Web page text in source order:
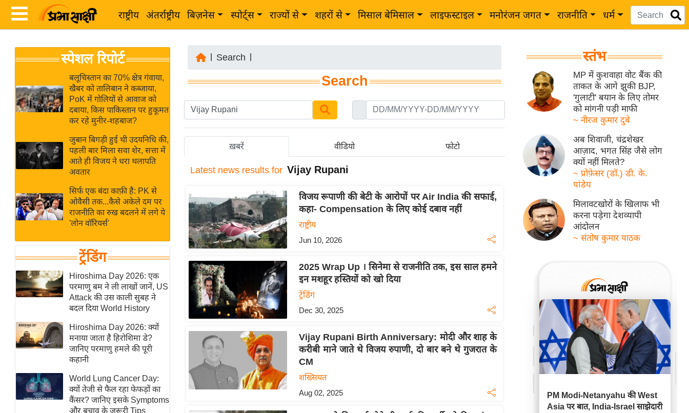
राष्ट्रीय अंतर्राष्ट्रीय बिज़नेस स्पोर्ट्स राज्यों से शहरों से मिसाल बेमिसाल लाइफस्टाइल मनोरंजन जगत राजनीति धर्म
News
Hindi
Hindi
Live
News in
Hindi
News
Hindi
Videos
ब
र
अंतर्राष्ट्रीय
बिज़नेस
उद्योग
विशेषज्ञ
राय
खेल
क्रिकेट
IPL
2026
ई-पेपर
मिसाल बेमिसाल
शख्सियत
यंग इंडिया
साहित्य जगत
ऑटो वर्ल्ड
स्पेशल रिपोर्ट
बलूचिस्तान का 70% क्षेत्र गंवाया,
खैबर को तालिबान ने कब्जाया,
PoK में गोलियों से आवाज को
दबाया, किस पाकिस्तान पर हुकूमत
कर रहे मुनीर-शहबाज?
जुबान बिगड़ी हुई थी उदयनिधि की,
पहली बार मिला सवा शेर, सत्ता में
आते ही विजय ने धरा थलापति
अवतार
सिर्फ एक बंदा काफ़ी है: PK से
ओवैसी तक...कैसे अकेले दम पर
राजनीति का रुख बदलने में लगे ये
'लोन वॉरियर्स'
ट्रेंडिंग
Hiroshima Day 2026: एक
परमाणु बम ने ली लाखों जानें, US
Attack की उस काली सुबह ने
बदल दिया World History
Hiroshima Day 2026: क्यों
मनाया जाता है हिरोशिमा डे?
जानिए परमाणु हमले की पूरी
कहानी
World Lung Cancer Day:
क्यों तेजी से फैल रहा फेफड़ों का
कैंसर? जानिए इसके Symptoms
और बचाव के जरूरी Tips
Search
Search
ख़बरें वीडियो फोटो
Latest news results for Vijay Rupani
विजय रूपाणी की बेटी के आरोपों पर Air India की सफाई,
कहा- Compensation के लिए कोई दबाव नहीं
राष्ट्रीय
Jun 10, 2026
2025 Wrap Up । सिनेमा से राजनीति तक, इस साल हमने
इन मशहूर हस्तियों को खो दिया
ट्रेंडिंग
Dec 30, 2025
Vijay Rupani Birth Anniversary: मोदी और शाह के
करीबी माने जाते थे विजय रुपाणी, दो बार बने थे गुजरात के
CM
शख्सियत
Aug 02, 2025
स्तंभ
MP में कुशवाहा वोट बैंक की
ताकत के आगे झुकी BJP,
'गुलाटी' बयान के लिए तोमर
को मांगनी पड़ी माफी
~ नीरज कुमार दुबे
अब शिवाजी, चंद्रशेखर
आज़ाद, भगत सिंह जैसे लोग
क्यों नहीं मिलते?
~ प्रोफ़ेसर (डॉ.) डी. के.
पांडेय
मिलावटखोरों के खिलाफ भी
करना पड़ेगा देशव्यापी
आंदोलन
~ संतोष कुमार पाठक
PM Modi-Netanyahu की West
Asia पर बात, India-Israel साझेदारी